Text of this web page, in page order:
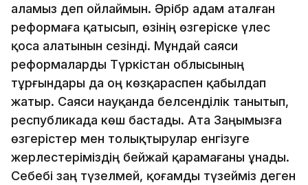
аламыз деп ойлаймын. Әрібр адам аталған
реформаға қатысып, өзінің өзгеріске үлес
қоса алатынын сезінді. Мұндай саяси
реформаларды Түркістан облысының
тұрғындары да оң көзқараспен қабылдап
жатыр. Саяси науқанда белсенділік танытып,
республикада көш бастады. Ата Заңымызға
өзгерістер мен толықтырулар енгізуге
жерлестеріміздің бейжай қарамағаны ұнады.
Себебі заң түзелмей, қоғамды түзейміз деген